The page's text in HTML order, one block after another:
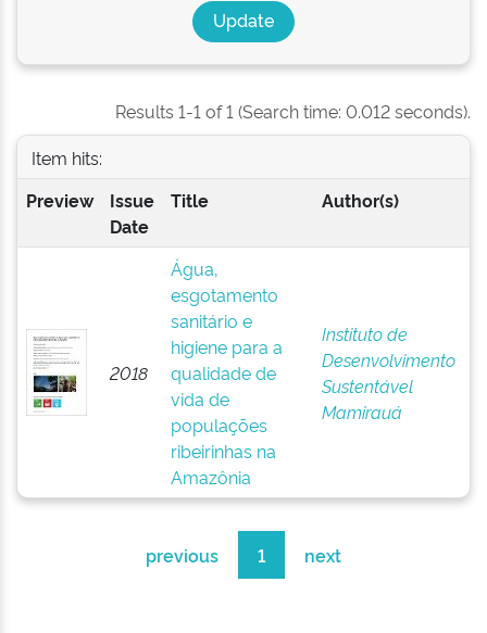
Results 1-1 of 1 (Search time: 0.012 seconds).
Item hits:
Preview
Issue
Date
Title Author(s)
2018
Água,
esgotamento
sanitário e
higiene para a
qualidade de
vida de
populações
ribeirinhas na
Amazônia
Instituto de
Desenvolvimento
Sustentável
Mamirauá
previous 1 next